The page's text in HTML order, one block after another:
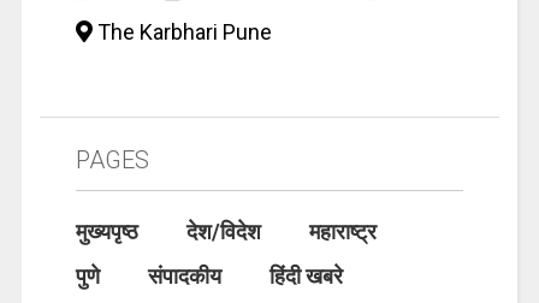
The Karbhari Pune
PAGES
मुख्यपृष्ठ देश/विदेश
महाराष्ट्र
पुणे
संपादकीय
हिंदी खबरे